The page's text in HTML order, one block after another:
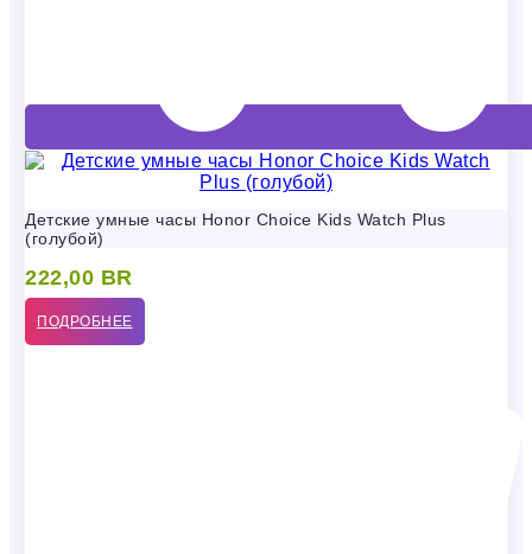
Детские умные часы Honor Choice Kids Watch Plus
(голубой)
222,00 BR
ПОДРОБНЕЕ